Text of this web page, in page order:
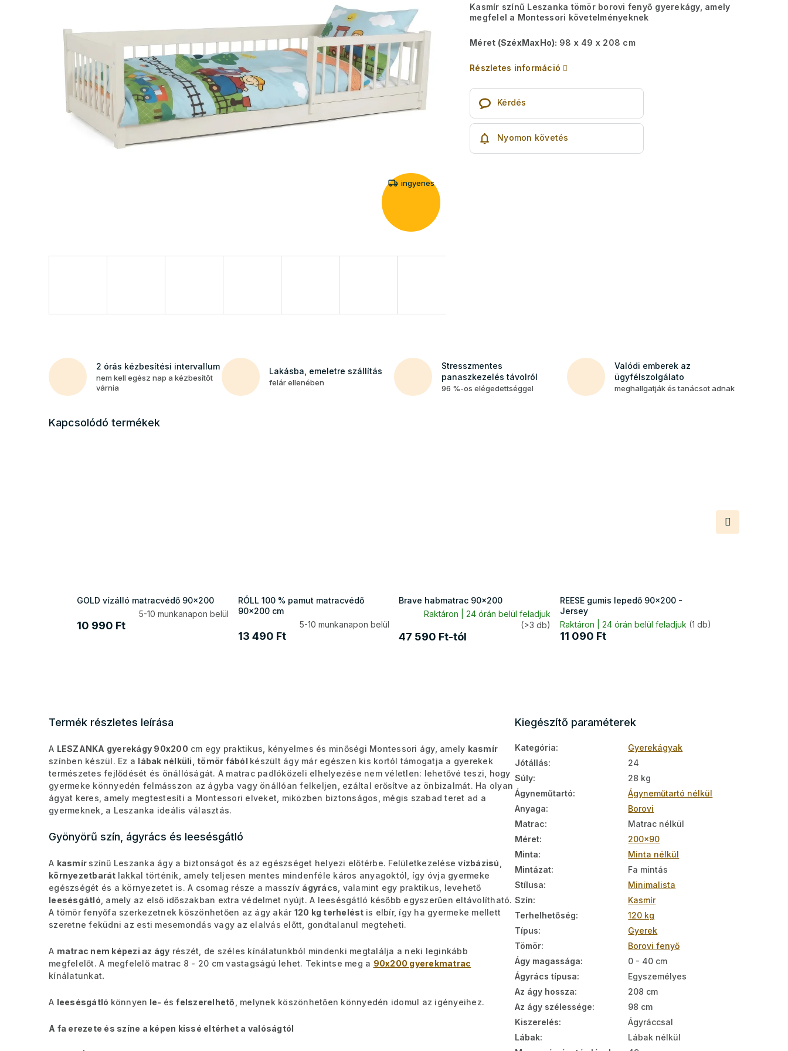
ingyenes
Kasmír színű Leszanka tömör borovi fenyő gyerekágy, amely
megfelel a Montessori követelményeknek
Méret (SzéxMaxHo): 98 x 49 x 208 cm
Részletes információ
Kérdés
Nyomon követés
2 órás kézbesítési intervallum
nem kell egész nap a kézbesítőt
várnia
Lakásba, emeletre szállítás
felár ellenében
Stresszmentes
panaszkezelés távolról
96 %-os elégedettséggel
Valódi emberek az
ügyfélszolgálato
meghallgatják és tanácsot adnak
Kapcsolódó termékek
GOLD vízálló matracvédő 90x200
5-10 munkanapon belül
10 990 Ft
RÓLL 100 % pamut matracvédő
90x200 cm
5-10 munkanapon belül
13 490 Ft
Brave habmatrac 90x200
Raktáron | 24 órán belül feladjuk
(>3 db)
47 590 Ft-tól
REESE gumis lepedő 90x200 -
Jersey
Raktáron | 24 órán belül feladjuk (1 db)
11 090 Ft
termék
Termék részletes leírása
A LESZANKA gyerekágy 90x200 cm egy praktikus, kényelmes és minőségi Montessori ágy, amely kasmír
színben készül. Ez a lábak nélküli, tömör fából készült ágy már egészen kis kortól támogatja a gyerekek
természetes fejlődését és önállóságát. A matrac padlóközeli elhelyezése nem véletlen: lehetővé teszi, hogy
gyermeke könnyedén felmásszon az ágyba vagy önállóan felkeljen, ezáltal erősítve az önbizalmát. Ha olyan
ágyat keres, amely megtestesíti a Montessori elveket, miközben biztonságos, mégis szabad teret ad a
gyermeknek, a Leszanka ideális választás.
Gyönyörű szín, ágyrács és leesésgátló
A kasmír színű Leszanka ágy a biztonságot és az egészséget helyezi előtérbe. Felületkezelésevízbázisú
környezetbarát lakkal történik, amely teljesen mentes mindenféle káros anyagoktól, így óvja gyermeke
egészségét és a környezetet is. A csomag része a masszív ágyrács , valamint egy praktikus, levehető
leesésgátló , amely az első időszakban extra védelmet nyújt. A leesésgátló később egyszerűen eltávolítható.
A tömör fenyőfa szerkezetnek köszönhetően az ágy akár 120 kg terhelést is elbír, így ha gyermeke mellett
szeretne feküdni az esti mesemondás vagy az elalvás előtt, gondtalanul megteheti.
A matrac nem képezi az ágy részét, de széles kínálatunkból mindenki megtalálja a neki leginkább
megfelelőt. A megfelelő matrac 8 - 20 cm vastagságú lehet. Tekintse meg a 90x200 gyerekmatrac
kínálatunkat.
A leesésgátló könnyen le- ésfelszerelhető , melynek köszönhetően könnyedén idomul az igényeihez.
A fa erezete és színe a képen kissé eltérhet a valóságtól
Kiegészítő paraméterek
Kategória:
Gyerekágyak
Jótállás:
24
Súly:
28 kg
Ágyneműtartó:
Ágyneműtartó nélkül
Anyaga:
Borovi
Matrac:
Matrac nélkül
Méret:
200x90
Minta:
Minta nélkül
Mintázat:
Fa mintás
Stílusa:
Minimalista
Szín:
Kasmír
Terhelhetőség:
120 kg
Típus:
Gyerek
Tömör:
Borovi fenyő
Ágy magassága:
0 - 40 cm
Ágyrács típusa:
Egyszemélyes
Az ágy hossza:
208 cm
Az ágy szélessége:
98 cm
Kiszerelés:
Ágyráccsal
Lábak:
Lábak nélkül